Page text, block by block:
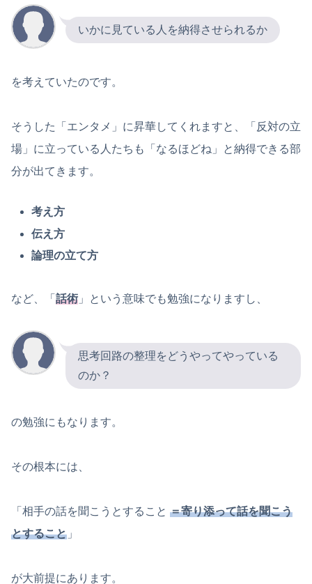
いかに見ている人を納得させられるか
を考えていたのです。
そうした「エンタメ」に昇華してくれますと、「反対の立
場」に立っている人たちも「なるほどね」と納得できる部
分が出てきます。
考え方
伝え方
論理の立て方
など、「 話術 」という意味でも勉強になりますし、
思考回路の整理をどうやってやっている
のか？
の勉強にもなります。
その根本には、
「相手の話を聞こうとすること ＝寄り添って話を聞こう
とすること 」
が大前提にあります。